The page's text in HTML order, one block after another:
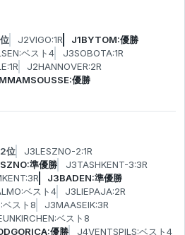
J2VIGO:1R
J1BYTOM:優勝
ベスト4
J3SOBOTA:1R
J2HANNOVER:2R
優勝
位
J3LESZNO-2:1R
準優勝
J3TASHKENT-3:3R
J3BADEN:準優勝
ベスト4
J3LIEPAJA:2R
ベスト8
J3MAASEIK:3R
ベスト8
優勝
J4VENTSPILS:ベスト4